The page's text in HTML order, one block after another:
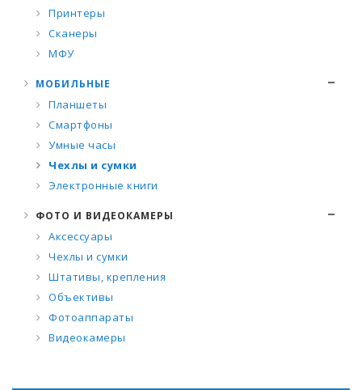
Принтеры
Сканеры
МФУ
МОБИЛЬНЫЕ
Планшеты
Смартфоны
Умные часы
Чехлы и сумки
Электронные книги
ФОТО И ВИДЕОКАМЕРЫ
Аксессуары
Чехлы и сумки
Штативы, крепления
Объективы
Фотоаппараты
Видеокамеры